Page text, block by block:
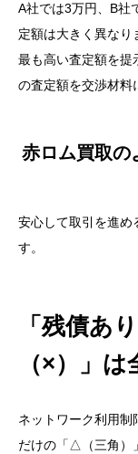
A社では3万円、B社
定額は大きく異なり
最も高い査定額を提
の査定額を交渉材料
赤ロム買取の
安心して取引を進め
す。
「残債あ
（×）」
ネットワーク利用制
だけの「△（三角）